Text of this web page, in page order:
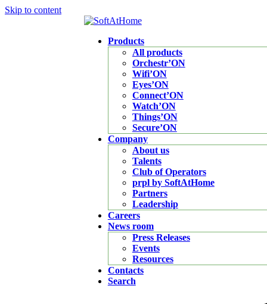
Skip to content
Products
All products
Orchestr’ON
Wifi’ON
Eyes’ON
Connect’ON
Watch’ON
Things’ON
Secure’ON
Company
About us
Talents
Club of Operators
prpl by SoftAtHome
Partners
Leadership
Careers
News room
Press Releases
Events
Resources
Contacts
Search